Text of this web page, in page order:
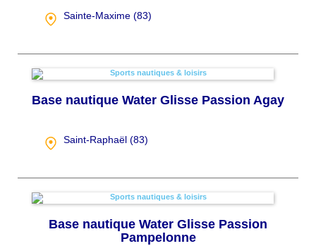
Sainte-Maxime (83)
Base nautique Water Glisse Passion Agay
Saint-Raphaël (83)
Base nautique Water Glisse Passion
Pampelonne